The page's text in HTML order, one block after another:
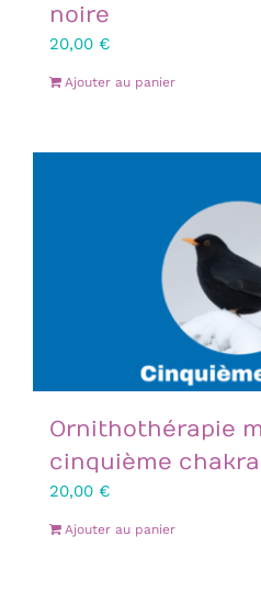
noire
20,00 €
Ajouter au panier
Ornithothérapie
cinquième
20,00 €
Ajouter au panier